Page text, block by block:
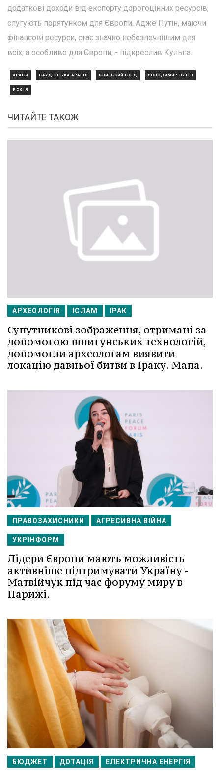
додаткові доходи від експорту дорогоцінних ресурсів,
слугують порятунком для Європи. Адже Путін, маючи
фінансові ресурси, стає значно небезпечнішим для
всіх, а особливо для Європи, - підкреслив Кульпа.
АРАБИ САУДІВСЬКА АРАВІЯ БЛИЗЬКИЙ СХІД ВОЛОДИМИР ПУТІН
РОСІЯ
ЧИТАЙТЕ ТАКОЖ
АРХЕОЛОГІЯ ІСЛАМ ІРАК
Супутникові зображення, отримані за
допомогою шпигунських технологій,
допомогли археологам виявити
локацію давньої битви в Іраку. Мапа.
ПРАВОЗАХИСНИКИ АГРЕСИВНА ВІЙНА
УКРІНФОРМ
Лідери Європи мають можливість
активніше підтримувати Україну -
Матвійчук під час форуму миру в
Парижі.
БЮДЖЕТ ДОТАЦІЯ ЕЛЕКТРИЧНА ЕНЕРГІЯ